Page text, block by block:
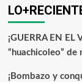
¡GUERRA EN EL
“huachicoleo” de
¡Bombazo y